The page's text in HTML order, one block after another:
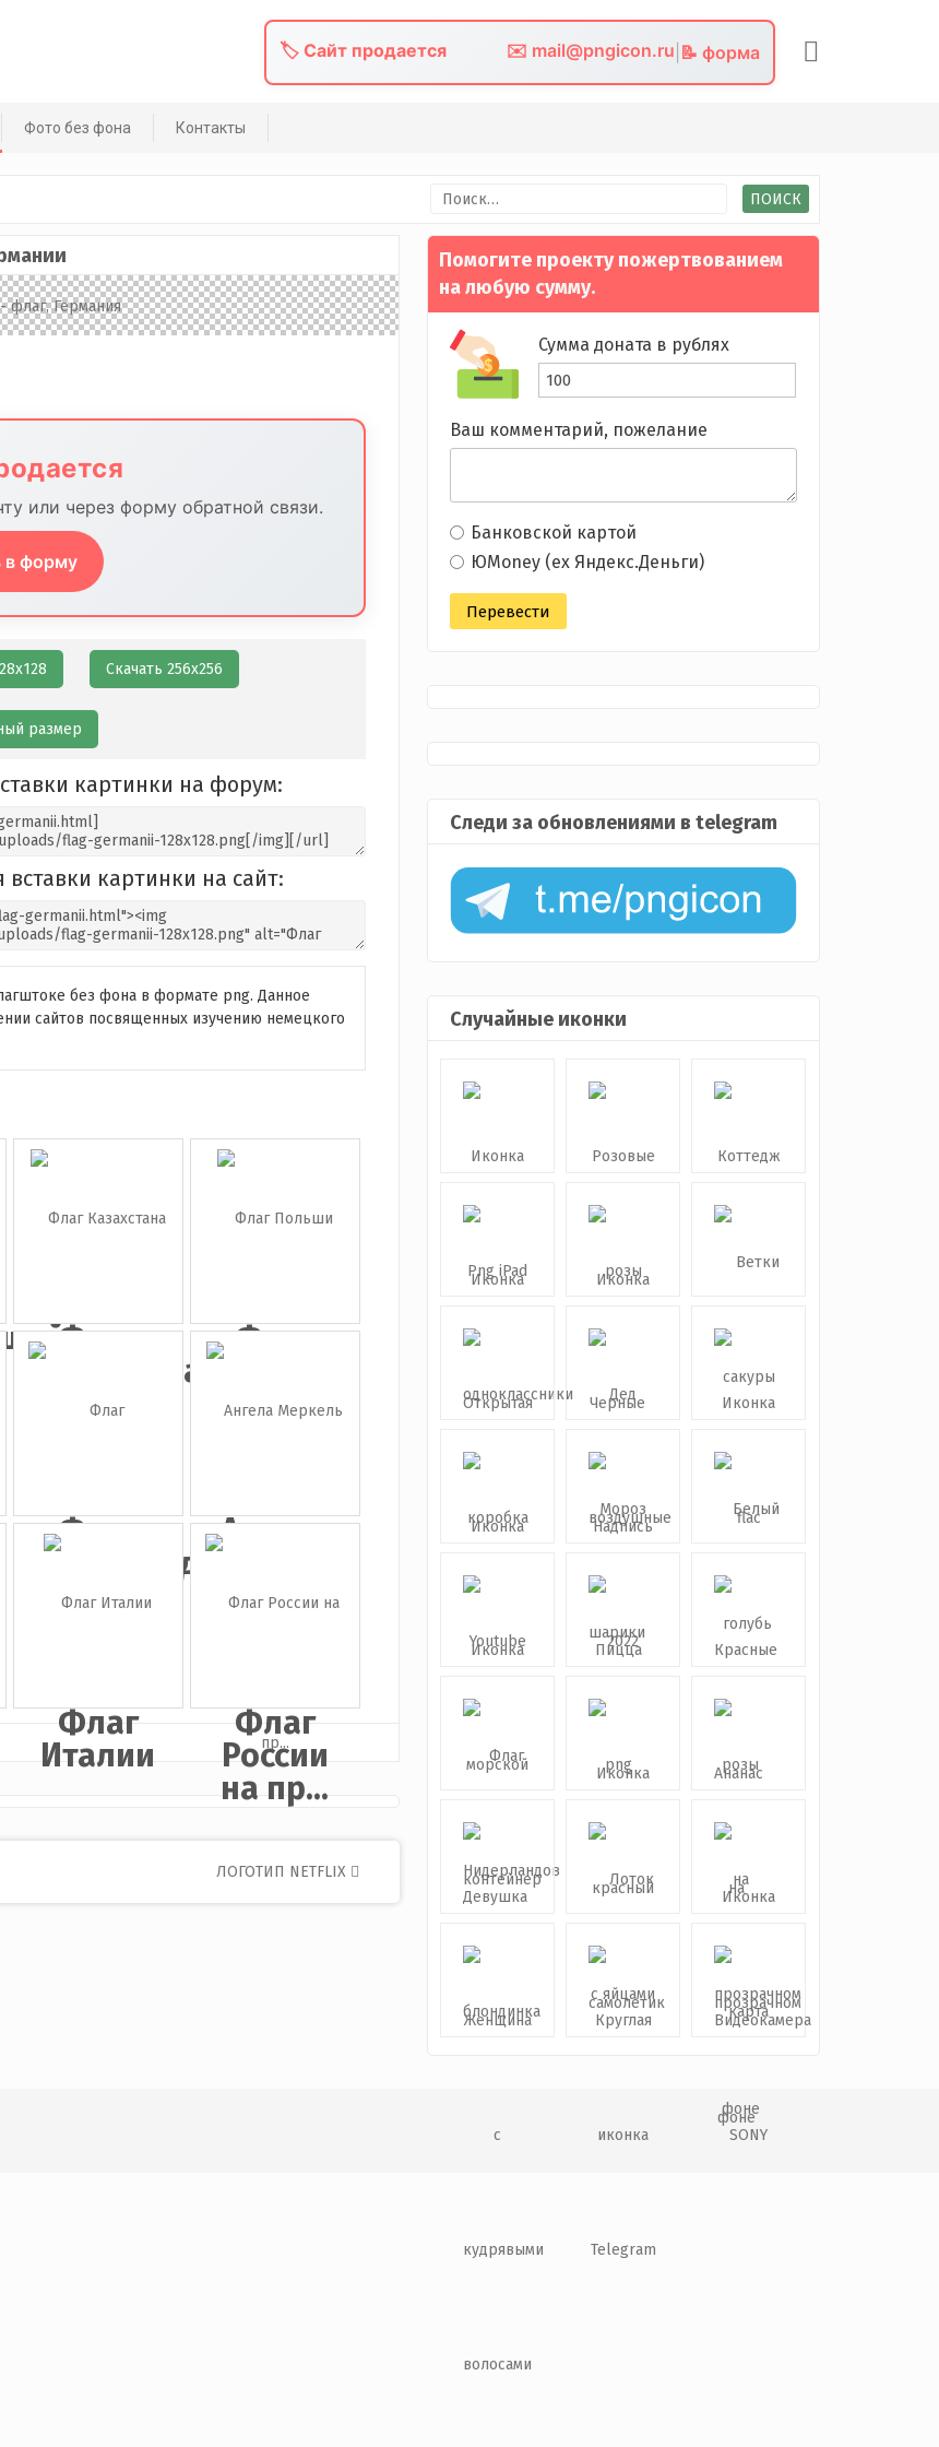
🏷️ Сайт продается ✉️ mail@pngicon.ru 📝 форма
Фото без фона Контакты
Найти:
или через форму обратной связи.
в форму
Скачать 256х256
размер
картинки на форум:
картинки на сайт:
без фона в формате png. Данное
сайтов посвященных изучению немецкого
Флаг
Казахстана
Флаг
Польши
Флаг
Нидерландов
Ангела
Меркель
Флаг
Италии
Флаг
России
на пр...
ЛОГОТИП NETFLIX
Помогите проекту пожертвованием
на любую сумму.
Сумма доната в рублях
Ваш комментарий, пожелание
Банковской картой
ЮMoney (ex Яндекс.Деньги)
Следи за обновлениями в telegram
Случайные иконки